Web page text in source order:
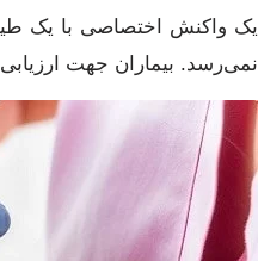
یک واکنش اختصاصی با یک
نمی‌رسد. بیماران جهت